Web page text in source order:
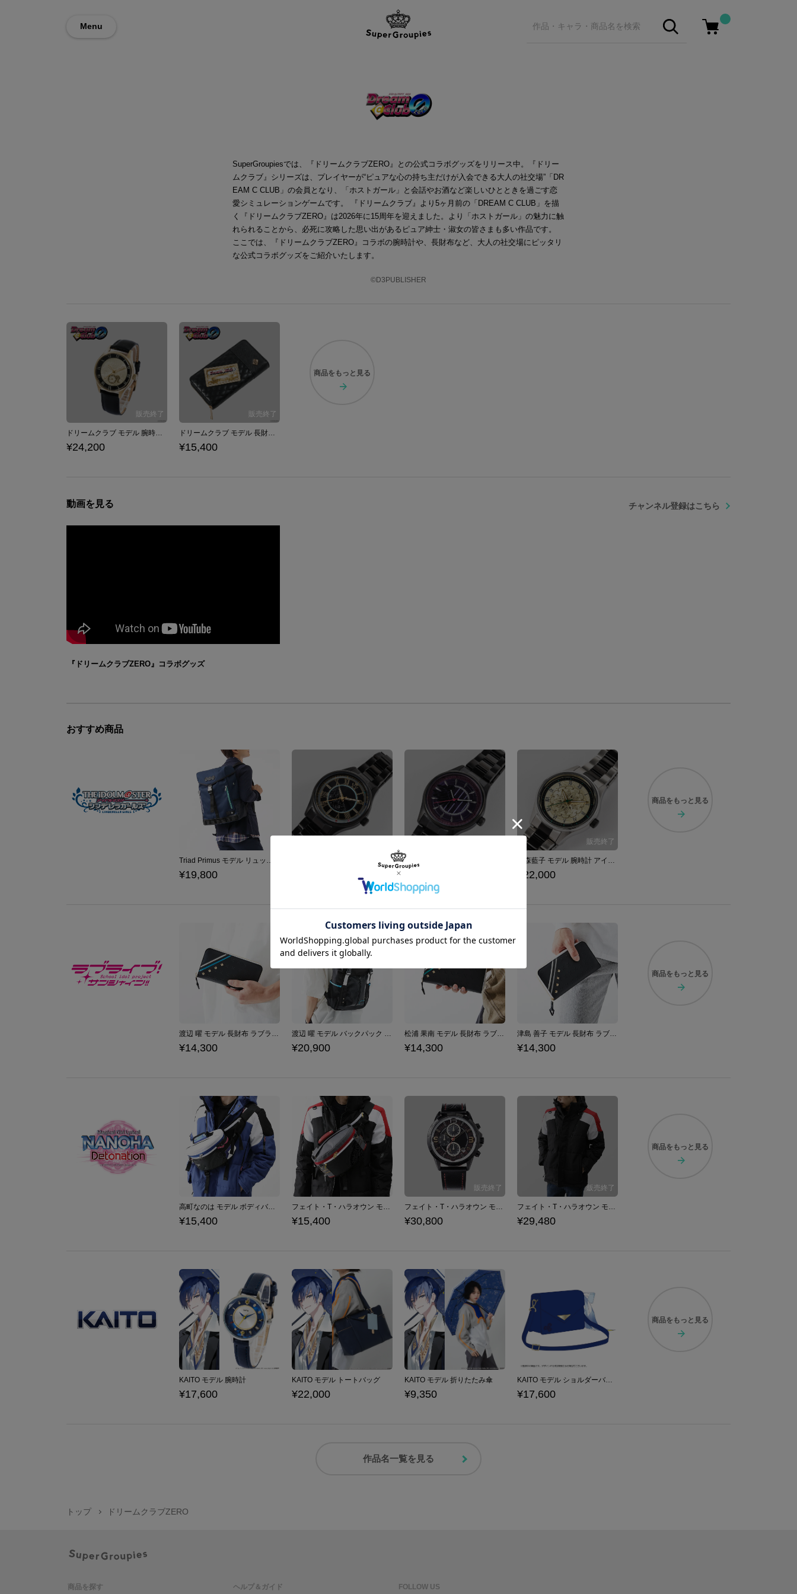
Menu
SuperGroupiesでは、『ドリームクラブZERO』との公式コラボグッズをリリース中。『ドリー
ムクラブ』シリーズは、プレイヤーが“ピュアな心の持ち主だけが入会できる大人の社交場”「DR
EAM C CLUB」の会員となり、「ホストガール」と会話やお酒など楽しいひとときを過ごす恋
愛シミュレーションゲームです。 『ドリームクラブ』より5ヶ月前の「DREAM C CLUB」を描
く『ドリームクラブZERO』は2026年に15周年を迎えました。より「ホストガール」の魅力に触
れられることから、必死に攻略した思い出があるピュア紳士・淑女の皆さまも多い作品です。
ここでは、『ドリームクラブZERO』コラボの腕時計や、長財布など、大人の社交場にピッタリ
な公式コラボグッズをご紹介いたします。
©D3PUBLISHER
ドリームクラブ モデル 腕時計 ドリームクラブZERO
¥24,200
ドリームクラブ モデル 長財布 ドリームクラブZERO
¥15,400
商品を もっと見る
動画を見る チャンネル登録はこちら
『ドリームクラブZERO』コラボグッズ
おすすめ商品
Triad Primus モデル リュック アイドルマスター シンデレラガールズ
¥19,800
高森藍子 モデル 腕時計 アイドルマスター シンデレラガールズ
¥22,000
商品を もっと見る
渡辺 曜 モデル 長財布 ラブライブ！サンシャイン!! 「KU-RU-KU-RU Cruller!」
¥14,300
渡辺 曜 モデル バックパック ラブライブ！サンシャイン!! 「KU-RU-KU-RU Cruller!」
¥20,900
松浦 果南 モデル 長財布 ラブライブ！サンシャイン!! 「KU-RU-KU-RU Cruller!」
¥14,300
津島 善子 モデル 長財布 ラブライブ！サンシャイン!! 「KU-RU-KU-RU Cruller!」
¥14,300
商品を もっと見る
高町なのは モデル ボディバッグ 魔法少女リリカルなのは Detonation
¥15,400
フェイト・T・ハラオウン モデル ボディバッグ 魔法少女リリカルなのは Detonation
¥15,400
フェイト・T・ハラオウン モデル 腕時計 魔法少女リリカルなのは Detonation
¥30,800
フェイト・T・ハラオウン モデル ブルゾン 魔法少女リリカルなのは Detonation
¥29,480
商品を もっと見る
KAITO モデル 腕時計
¥17,600
KAITO モデル トートバッグ
¥22,000
KAITO モデル 折りたたみ傘
¥9,350
KAITO モデル ショルダーバッグ
¥17,600
商品を もっと見る
作品名一覧を見る
トップ ドリームクラブZERO
商品を探す ヘルプ＆ガイド FOLLOW US